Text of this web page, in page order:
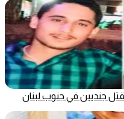
جنديين في جنوب لبنان